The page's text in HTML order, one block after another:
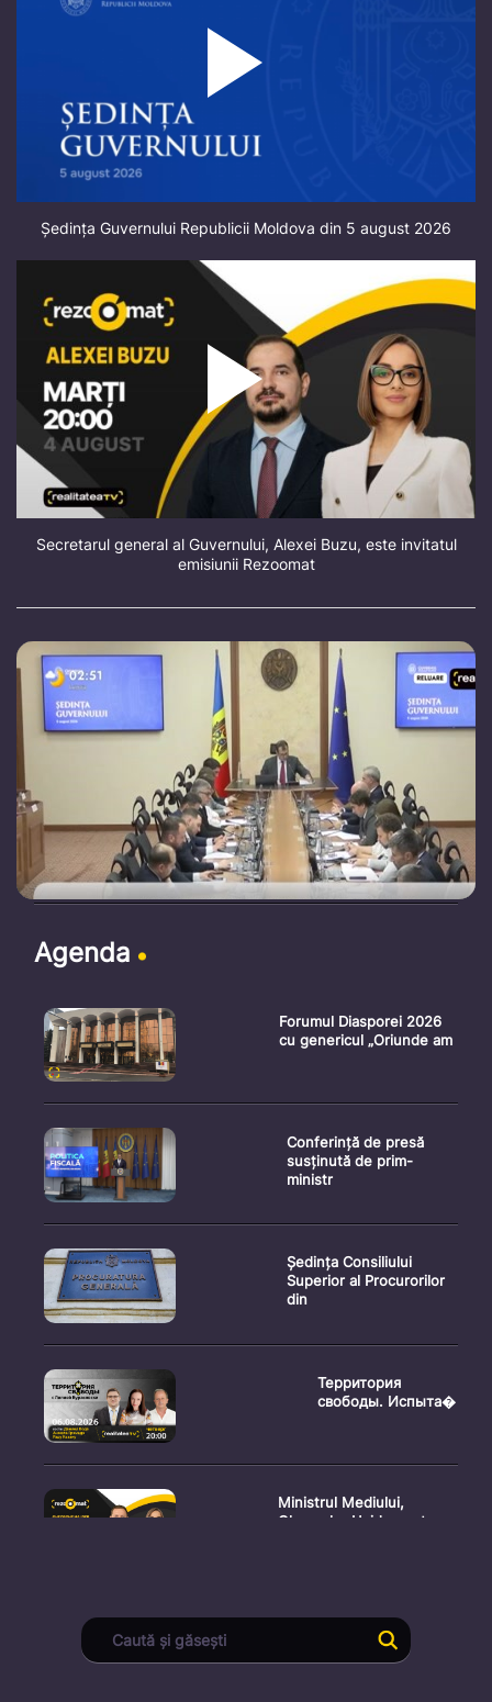
Ședința Guvernului Republicii Moldova din 5 august 2026
Secretarul general al Guvernului, Alexei Buzu, este invitatul
emisiunii Rezoomat
Agenda
Forumul Diasporei 2026
cu genericul „Oriunde am
Conferință de presă
susținută de prim-
ministr
Ședința Consiliului
Superior al Procurorilor
din
Территория
свободы. Испыта�
Ministrul Mediului,
Gheorghe Hajder, este
Consultări publice privind
proiectul de lege pent